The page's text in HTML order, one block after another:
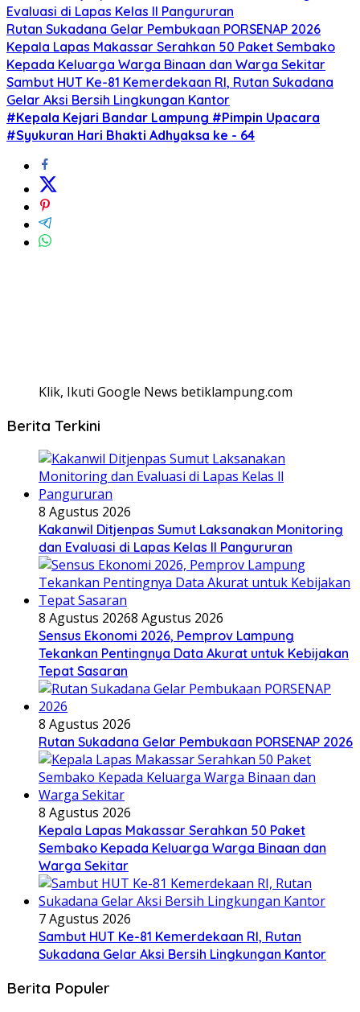
Evaluasi di Lapas Kelas ll Pangururan
Rutan Sukadana Gelar Pembukaan PORSENAP 2026
Kepala Lapas Makassar Serahkan 50 Paket Sembako
Kepada Keluarga Warga Binaan dan Warga Sekitar
Sambut HUT Ke-81 Kemerdekaan RI, Rutan Sukadana
Gelar Aksi Bersih Lingkungan Kantor
#Kepala Kejari Bandar Lampung #Pimpin Upacara
#Syukuran Hari Bhakti Adhyaksa ke - 64
Klik, Ikuti Google News betiklampung.com
Berita Terkini
8 Agustus 2026
Kakanwil Ditjenpas Sumut Laksanakan Monitoring
dan Evaluasi di Lapas Kelas ll Pangururan
8 Agustus 20268 Agustus 2026
Sensus Ekonomi 2026, Pemprov Lampung
Tekankan Pentingnya Data Akurat untuk Kebijakan
Tepat Sasaran
8 Agustus 2026
Rutan Sukadana Gelar Pembukaan PORSENAP 2026
8 Agustus 2026
Kepala Lapas Makassar Serahkan 50 Paket
Sembako Kepada Keluarga Warga Binaan dan
Warga Sekitar
7 Agustus 2026
Sambut HUT Ke-81 Kemerdekaan RI, Rutan
Sukadana Gelar Aksi Bersih Lingkungan Kantor
Berita Populer